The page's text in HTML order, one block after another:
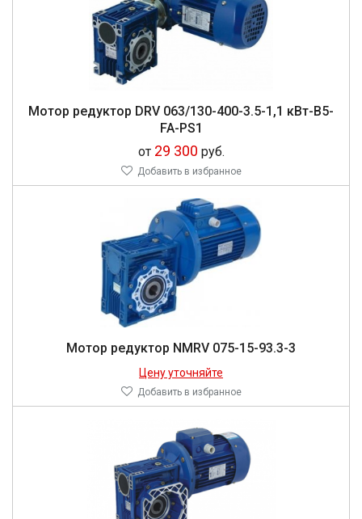
Мо­тор ре­дук­тор DRV 063/130-400-3.5-1,1 кВт-В5-
FA-PS1
от 29 300 руб.
Добавить в избранное
Мо­тор ре­дук­тор NMRV 075-15-93.3-3
Цену уточняйте
Добавить в избранное